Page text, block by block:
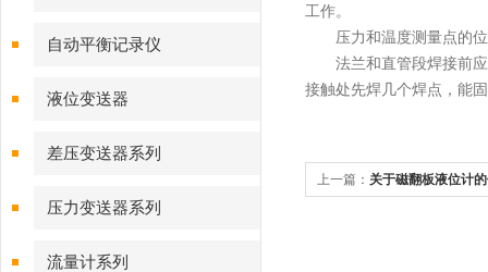
自动平衡记录仪
液位变送器
差压变送器系列
压力变送器系列
流量计系列
工作。
压力和温度测量点的位
法兰和直管段焊接前应
接触处先焊几个焊点，能
上一篇： 关于磁翻板液位计